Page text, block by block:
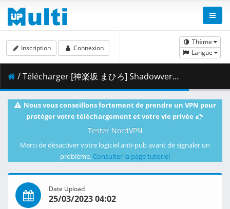
Thème
Langue
Inscription Connexion
/ Télécharger [神楽坂 まひろ] Shadowverse Flame - 50 (CR 1920x1080 AVC AAC MKV) [CD9D0A6E].mkv.003 ( 461.43 MB )
Nous vous conseillons fortement de prendre un VPN pour
protéger votre téléchargement et votre vie privée
Tester NordVPN
Merci de désactiver votre logiciel anti-pub avant de signaler un
problème. Consulter la page tutoriel
Date Upload
25/03/2023 04:02